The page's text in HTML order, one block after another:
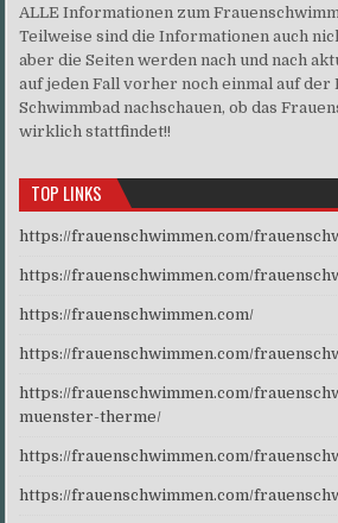
ALLE Informationen zum
Teilweise sind die Informationen auch
aber die Seiten werden nach und nach
auf jeden Fall vorher noch einmal auf der
Schwimmbad nachschauen, ob das
wirklich stattfindet!!
TOP LINKS
https://frauenschwimmen.com/
https://frauenschwimmen.com/
https://frauenschwimmen.com/
https://frauenschwimmen.com/
https://frauenschwimmen.com/
muenster-therme/
https://frauenschwimmen.com/
https://frauenschwimmen.com/